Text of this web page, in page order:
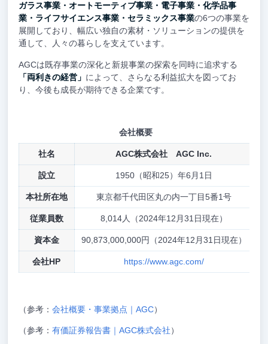
ガラス事業・オートモーティブ事業・電子事業・化学品事
業・ライフサイエンス事業・セラミックス事業の6つの事業を
展開しており、幅広い独自の素材・ソリューションの提供を
通して、人々の暮らしを支えています。
AGCは既存事業の深化と新規事業の探索を同時に追求する
「両利きの経営」 によって、さらなる利益拡大を図ってお
り、今後も成長が期待できる企業です。
会社概要
社名 AGC株式会社 AGC Inc.
設立 1950（昭和25）年6月1日
本社所在地 東京都千代田区丸の内一丁目5番1号
従業員数 8,014人（2024年12月31日現在）
資本金 90,873,000,000円（2024年12月31日現在）
会社HP https://www.agc.com/
（参考： 会社概要・事業拠点｜AGC）
（参考： 有価証券報告書｜AGC株式会社）